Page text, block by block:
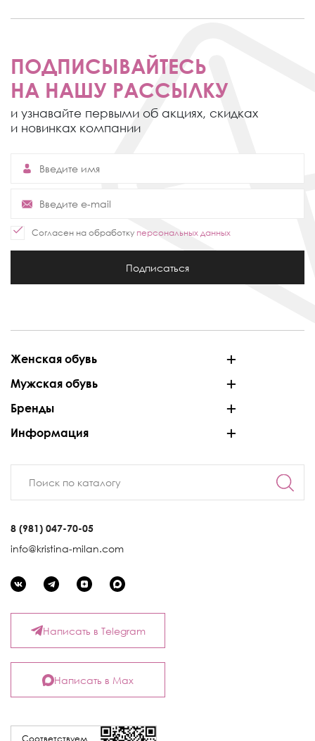
ПОДПИСЫВАЙТЕСЬ
НА НАШУ РАССЫЛКУ
и узнавайте первыми об акциях, скидках
и новинках компании
Согласен на обработку персональных данных
Подписаться
Женская обувь
Мужская обувь
Бренды
Информация
8 (981) 047-70-05
info@kristina-milan.com
Соответствуем
Написать в Telegram
Написать в Max